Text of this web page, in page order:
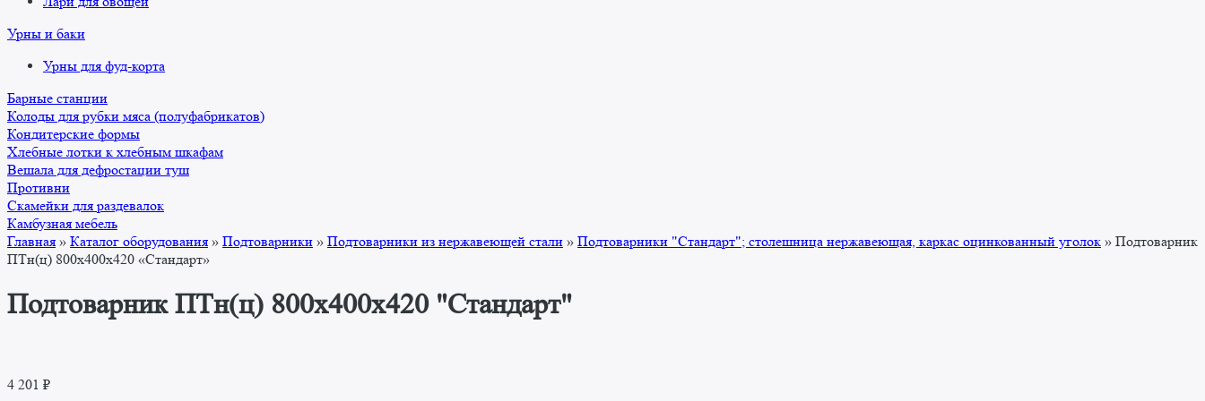
Урны и баки
Урны для фуд-корта
Барные станции
Колоды для рубки мяса (полуфабрикатов)
Кондитерские формы
Хлебные лотки к хлебным шкафам
Вешала для дефростации туш
Противни
Скамейки для раздевалок
Камбузная мебель
Главная » Каталог оборудования » Подтоварники » Подтоварники из нержавеющей стали » Подтоварники "Стандарт"; столешница нержавеющая, каркас оцинкованный уголок » Подтоварник
ПТн(ц) 800x400x420 «Стандарт»
Подтоварник ПТн(ц) 800x400x420 "Стандарт"
4 201 ₽